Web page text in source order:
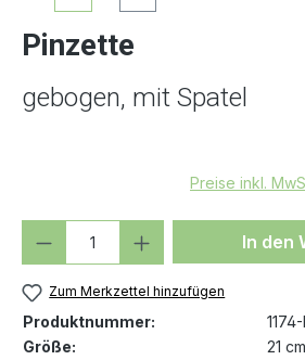
Pinzette
gebogen, mit Spatel
Preise inkl.
Produkt Anzahl: GibIn den
Zum Merkzettel hinzufügen
Produktnummer:
Größe:
21 cm